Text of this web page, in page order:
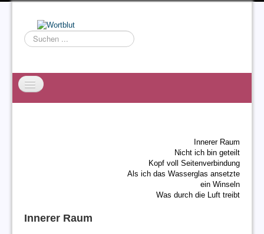
Suchen
...
Innerer Raum
Nicht ich bin geteilt
Kopf voll Seitenverbindung
Als ich das Wasserglas ansetzte
ein Winseln
Was durch die Luft treibt
Innerer Raum